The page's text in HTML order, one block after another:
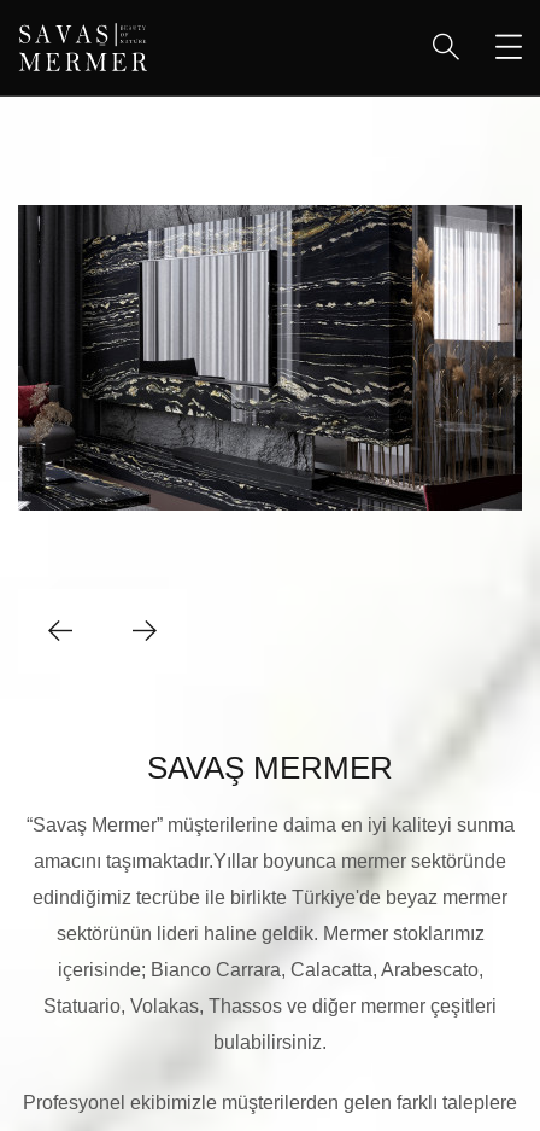
SAVAŞ MERMER
“Savaş Mermer” müşterilerine daima en iyi kaliteyi sunma
amacını taşımaktadır.Yıllar boyunca mermer sektöründe
edindiğimiz tecrübe ile birlikte Türkiye'de beyaz mermer
sektörünün lideri haline geldik. Mermer stoklarımız
içerisinde; Bianco Carrara, Calacatta, Arabescato,
Statuario, Volakas, Thassos ve diğer mermer çeşitleri
bulabilirsiniz.
Profesyonel ekibimizle müşterilerden gelen farklı taleplere